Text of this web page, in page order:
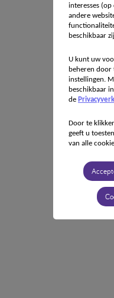
interesses (op
andere
beschikbaar
U kunt uw
beheren door
instellingen.
beschikbaar
de
Door te
geeft u
van alle